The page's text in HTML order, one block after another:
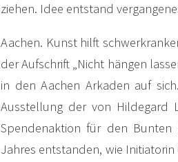
ziehen. Idee entstand
Aachen. Kunst hilft
der Aufschrift „Nicht hängen
in den Aachen Arkaden auf
Ausstellung der von Hildegard
Spendenaktion für den Bunten
Jahres entstanden, wie